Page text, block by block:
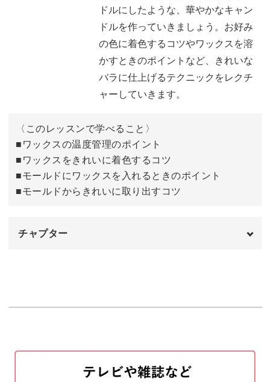
完成したバラのキャンドルは、明かりを灯すことはもちろ
ん、飾って楽しむことができますよ。
具体的なポイントは、
◆ワックスの温度管理のポイント
◆モールドにワックスを入れるときのポイント
◆モールドからきれいに取り出すコツ
お好みの色に着色するコツやワックスを溶かすときのポイ
カラフルな色でも作ってみてくださいね♪
パッと明るい雰囲気に♪
ドルにしたような、華やかなキャン
ドルを作っていきましょう。お好み
の色に着色するコツやワックスを溶
かすときのポイントなど、きれいな
バラに仕上げるテクニックをレクチ
ャーしていきます。
〈このレッスンで学べること〉
■ワックスの温度管理のポイント
■ワックスをきれいに着色するコツ
■モールドにワックスを入れるときのポイント
■モールドからきれいに取り出すコツ
チャプター